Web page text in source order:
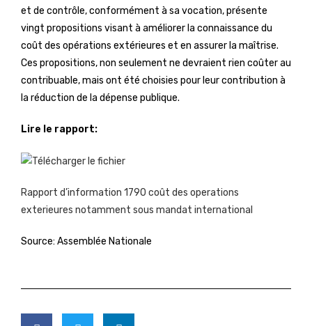
et de contrôle, conformément à sa vocation, présente
vingt propositions visant à améliorer la connaissance du
coût des opérations extérieures et en assurer la maîtrise.
Ces propositions, non seulement ne devraient rien coûter au
contribuable, mais ont été choisies pour leur contribution à
la réduction de la dépense publique.
Lire le rapport:
Rapport d’information 1790 coût des operations
exterieures notamment sous mandat international
Source: Assemblée Nationale